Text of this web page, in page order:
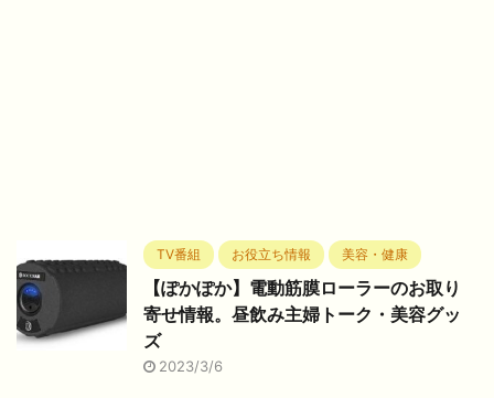
TV番組 お役立ち情報 美容・健康
【ぽかぽか】電動筋膜ローラーのお取り
寄せ情報。昼飲み主婦トーク・美容グッ
ズ
2023/3/6